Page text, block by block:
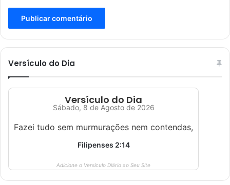
Versículo do Dia
Versículo do Dia
Sábado, 8 de Agosto de 2026
Fazei tudo sem murmurações nem contendas,
Filipenses 2:14
Adicione o Versículo Diário ao Seu Site